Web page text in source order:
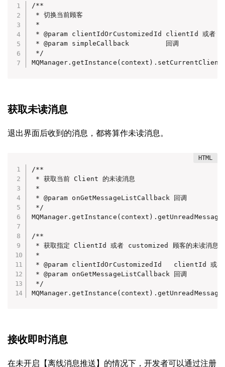
/**
* 切换当前顾客
*
* @param clientIdOrCustomizedId clientId 或者
* @param simpleCallback         回调
*/
获取未读消息
退出界面后收到的消息，都将算作未读消息。
/**
* 获取当前 Client 的未读消息
*
* @param onGetMessageListCallback 回调
*/
/**
* 获取指定 ClientId 或者 customized 顾客的未读消息
*
* @param clientIdOrCustomizedId   clientId 或者
* @param onGetMessageListCallback 回调
*/
接收即时消息
在未开启【离线消息推送】的情况下，开发者可以通过注册